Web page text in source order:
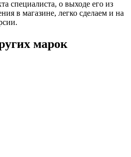
специалиста, о выходе его из
в магазине, легко сделаем и на
марок